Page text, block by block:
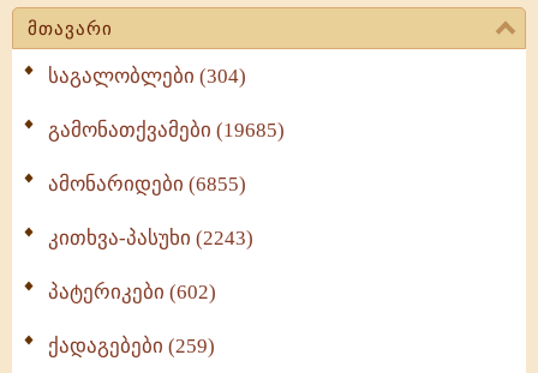
მთავარი
საგალობლები (304)
გამონათქვამები (19685)
ამონარიდები (6855)
კითხვა-პასუხი (2243)
პატერიკები (602)
ქადაგებები (259)